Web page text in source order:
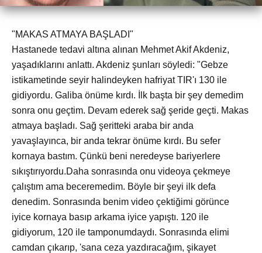
"MAKAS ATMAYA BAŞLADI"
Hastanede tedavi altına alınan Mehmet Akif Akdeniz,
yaşadıklarını anlattı. Akdeniz şunları söyledi: "Gebze
istikametinde seyir halindeyken hafriyat TIR'ı 130 ile
gidiyordu. Galiba önüme kırdı. İlk başta bir şey demedim
sonra onu geçtim. Devam ederek sağ şeride geçti. Makas
atmaya başladı. Sağ şeritteki araba bir anda
yavaşlayınca, bir anda tekrar önüme kırdı. Bu sefer
kornaya bastım. Çünkü beni neredeyse bariyerlere
sıkıştırıyordu.Daha sonrasında onu videoya çekmeye
çalıştım ama beceremedim. Böyle bir şeyi ilk defa
denedim. Sonrasında benim video çektiğimi görünce
iyice kornaya basıp arkama iyice yapıştı. 120 ile
gidiyorum, 120 ile tamponumdaydı. Sonrasında elimi
camdan çıkarıp, 'sana ceza yazdıracağım, şikayet